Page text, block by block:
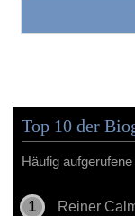
Top 10 der
Häufig
Reiner